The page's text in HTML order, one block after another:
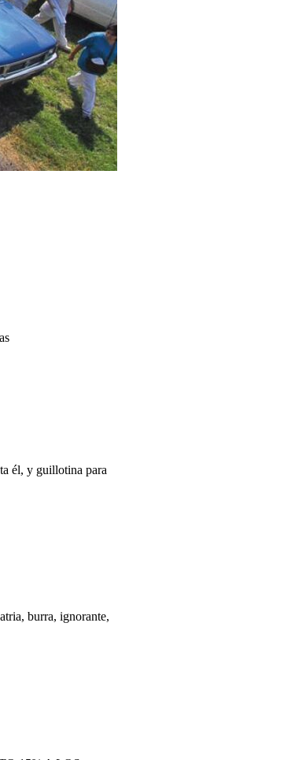
él, y guillotina para
burra, ignorante,